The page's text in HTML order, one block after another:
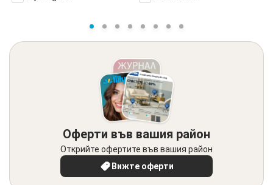
Оферти във вашия район
Открийте офертите във вашия район
Вижте оферти